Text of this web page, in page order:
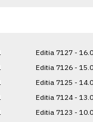
Editia 7127 -
Editia 7126 -
Editia 7125 -
Editia 7124 -
Editia 7123 -